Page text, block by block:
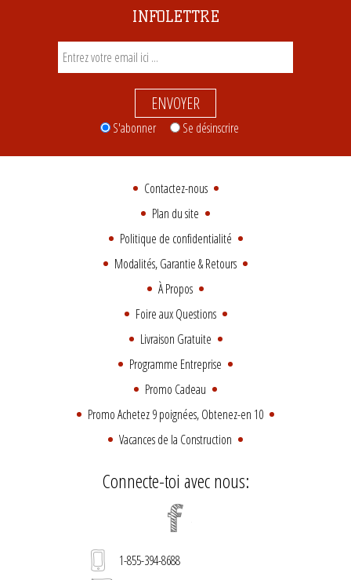
INFOLETTRE
ENVOYER
S'abonner Se désinscrire
Contactez-nous
Plan du site
Politique de confidentialité
Modalités, Garantie & Retours
À Propos
Foire aux Questions
Livraison Gratuite
Programme Entreprise
Promo Cadeau
Promo Achetez 9 poignées, Obtenez-en 10
Vacances de la Construction
Connecte-toi avec nous:
1-855-394-8688